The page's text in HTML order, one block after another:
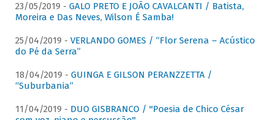
23/05/2019 - GALO PRETO E JOÃO CAVALCANTI / Batista,
Moreira e Das Neves, Wilson É Samba!
25/04/2019 - VERLANDO GOMES / “Flor Serena – Acústico
do Pé da Serra”
18/04/2019 - GUINGA E GILSON PERANZZETTA /
“Suburbania”
11/04/2019 - DUO GISBRANCO / "Poesia de Chico César